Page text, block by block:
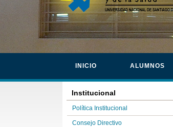
INICIO ALUMNOS
Institucional
Política Institucional
Consejo Directivo